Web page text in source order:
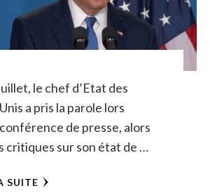
le chef d’Etat des
a pris la parole lors
de presse, alors
critiques sur son état de …
SUITE